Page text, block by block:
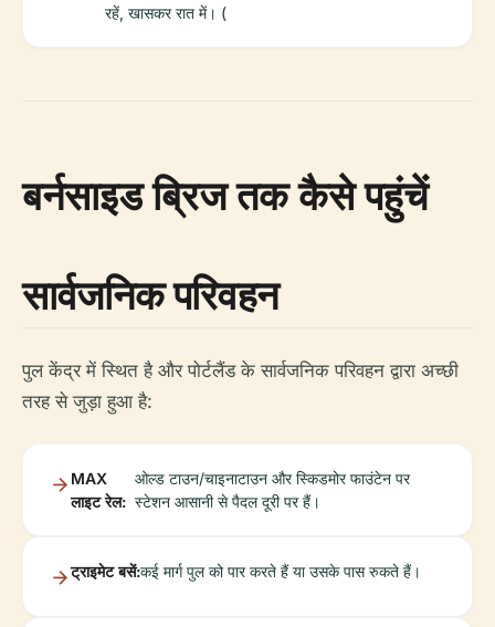
रहें, खासकर रात में। (
बर्नसाइड ब्रिज तक कैसे पहुंचें
सार्वजनिक परिवहन
पुल केंद्र में स्थित है और पोर्टलैंड के सार्वजनिक परिवहन द्वारा अच्छी
तरह से जुड़ा हुआ है:
MAX
लाइट रेल:
ओल्ड टाउन/चाइनाटाउन और स्किडमोर फाउंटेन पर
स्टेशन आसानी से पैदल दूरी पर हैं।
ट्राइमेट बसें:कई मार्ग पुल को पार करते हैं या उसके पास रुकते हैं।